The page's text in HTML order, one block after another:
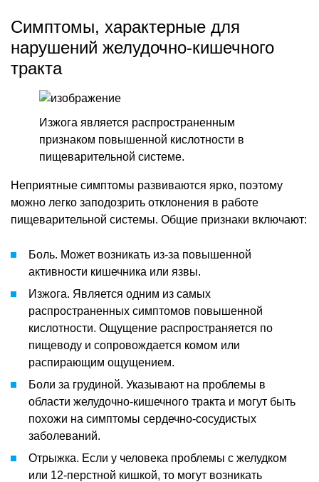
Симптомы, характерные для
нарушений желудочно-кишечного
тракта
Изжога является распространенным
признаком повышенной кислотности в
пищеварительной системе.
Неприятные симптомы развиваются ярко, поэтому
можно легко заподозрить отклонения в работе
пищеварительной системы. Общие признаки включают:
Боль. Может возникать из-за повышенной
активности кишечника или язвы.
Изжога. Является одним из самых
распространенных симптомов повышенной
кислотности. Ощущение распространяется по
пищеводу и сопровождается комом или
распирающим ощущением.
Боли за грудиной. Указывают на проблемы в
области желудочно-кишечного тракта и могут быть
похожи на симптомы сердечно-сосудистых
заболеваний.
Отрыжка. Если у человека проблемы с желудком
или 12-перстной кишкой, то могут возникать